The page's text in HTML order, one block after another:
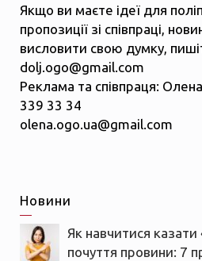
Якщо ви маєте ідеї для
пропозиції зі співпраці,
висловити свою думку,
dolj.ogo@gmail.com
Реклама та співпраця:
339 33 34
olena.ogo.ua@gmail.com
Новини
Як навчитися казати
почуття провини: 7